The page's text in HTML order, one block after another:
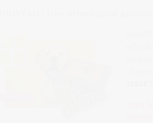
NOUVEAU ! Une alternative
effet
sont
25
Tous